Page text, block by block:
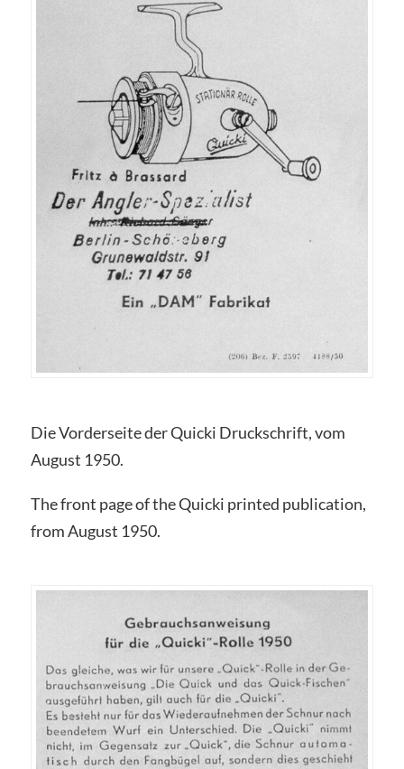
Die Vorderseite der Quicki Druckschrift, vom
August 1950.
The front page of the Quicki printed publication,
from August 1950.